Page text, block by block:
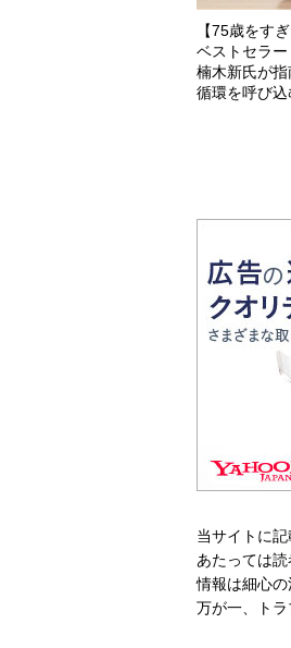
【75歳をす
ベストセラー
楠木新氏が
循環を呼び
当サイトに
あたっては
情報は細心
万が一、ト